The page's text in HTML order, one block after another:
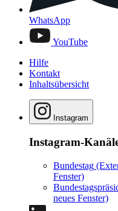
WhatsApp
YouTube
Hilfe
Kontakt
Inhaltsübersicht
Instagram
Instagram-
Bundestag
Fenster)
neues Fenster)